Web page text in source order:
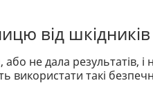
від шкідників
не дала результатів, і
використати такі